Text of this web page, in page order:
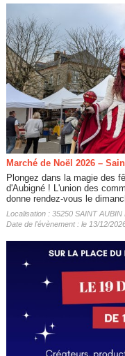
Marché de Noël 2026 –
Plongez dans la magie des
d'Aubigné ! L'union des
donne rendez-vous le
Localisation : 35250 SAINT AUBIN
Date de l'évènement : le 13/12/